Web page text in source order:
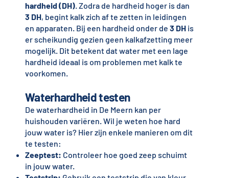
hardheid (DH). Zodra de hardheid hoger is dan
3 DH, begint kalk zich af te zetten in leidingen
en apparaten. Bij een hardheid onder de 3 DHis
er scheikundig gezien geen kalkafzetting meer
mogelijk. Dit betekent dat water met een lage
hardheid ideaal is om problemen met kalk te
voorkomen.
Waterhardheid testen
De waterhardheid in De Meern kan per
huishouden variëren. Wil je weten hoe hard
jouw water is? Hier zijn enkele manieren om dit
te testen:
Zeeptest: Controleer hoe goed zeep schuimt
in jouw water.